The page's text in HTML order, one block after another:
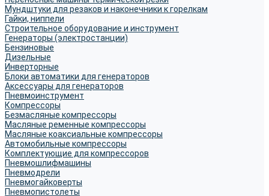
Мундштуки для резаков и наконечники к горелкам
Гайки, ниппели
Строительное оборудование и инструмент
Генераторы (электростанции)
Бензиновые
Дизельные
Инверторные
Блоки автоматики для генераторов
Аксессуары для генераторов
Пневмоинструмент
Компрессоры
Безмасляные компрессоры
Масляные ременные компрессоры
Масляные коаксиальные компрессоры
Автомобильные компрессоры
Комплектующие для компрессоров
Пневмошлифмашины
Пневмодрели
Пневмогайковерты
Пневмопистолеты